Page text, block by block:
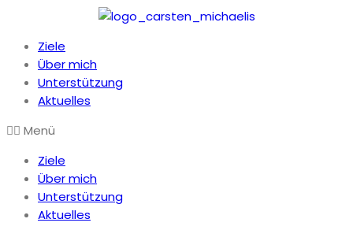
Ziele
Über mich
Unterstützung
Aktuelles
Menü
Ziele
Über mich
Unterstützung
Aktuelles